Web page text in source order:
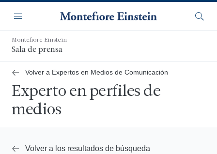
contenido
principal
Navegación
Menú
Montefiore Einstein
Sala de prensa
Volver a Expertos en Medios de Comunicación
Experto en perfiles de
medios
Volver a los resultados de búsqueda